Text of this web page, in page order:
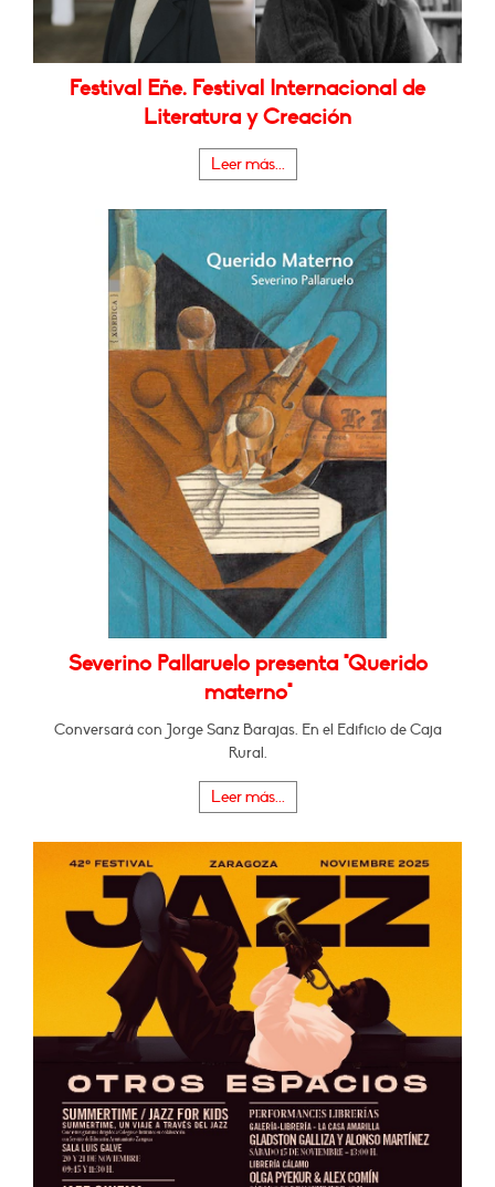
Festival Eñe. Festival Internacional de
Literatura y Creación
Leer más...
Severino Pallaruelo presenta "Querido
materno"
Conversará con Jorge Sanz Barajas. En el Edificio de Caja
Rural.
Leer más...